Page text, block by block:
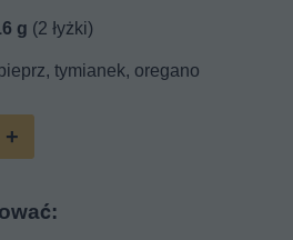
g (2 łyżki)
tymianek, oregano
+